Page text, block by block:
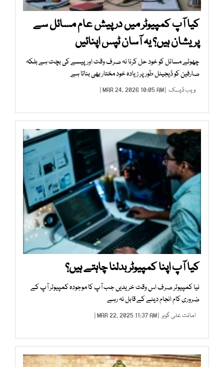
کیا آپ کمپیوٹر میں درپیش عام مسائل سے
پریشان ہیں؟ یہ آسان ٹپس اپنائیں
چھوٹے مسائل کو خود حل کرنا نہ صرف وقت اور پیسے کی بچت ہے بلکہ
صارفین کو ڈیجیٹل طور پر زیادہ خود مختار بھی بناتا ہے
ویب ڈیسک | MAR 24, 2026 10:05 AM |
کیا آپ اپنا کمپیوٹر بدلنا چاہتے ہیں؟
نیا کمپیوٹر صرف اس وقت خریدیں جب آپ کا موجودہ کمپیوٹر آپ کے
ضروری کام انجام دینے کے قابل نہ رہے
امانت علی گوہر | MAR 22, 2025 11:37 AM |